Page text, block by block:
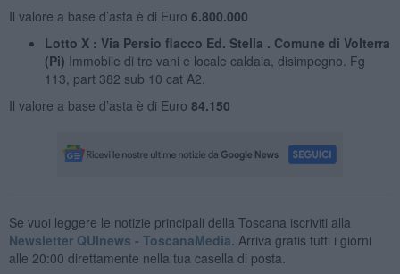
Il valore a base d’asta è di Euro 6.800.000
Lotto X : Via Persio flacco Ed. Stella . Comune di Volterra
(Pi) Immobile di tre vani e locale caldaia, disimpegno. Fg
113, part 382 sub 10 cat A2.
Il valore a base d’asta è di Euro 84.150
Se vuoi leggere le notizie principali della Toscana iscriviti alla
Newsletter QUInews - ToscanaMedia. Arriva gratis tutti i giorni
alle 20:00 direttamente nella tua casella di posta.